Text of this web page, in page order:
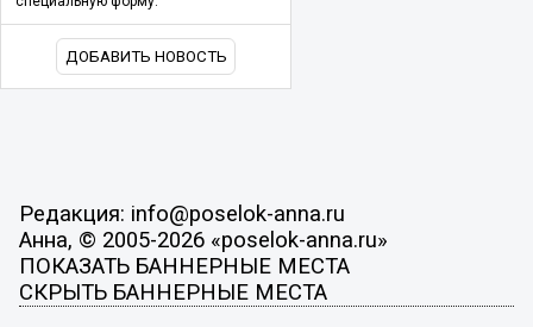
ДОБАВИТЬ НОВОСТЬ
Редакция: info@poselok-anna.ru
Анна, © 2005-2026 «poselok-anna.ru»
ПОКАЗАТЬ БАННЕРНЫЕ МЕСТА
СКРЫТЬ БАННЕРНЫЕ МЕСТА